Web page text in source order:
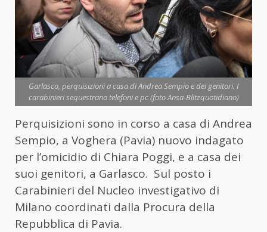
Garlasco, perquisizioni a casa di Andrea Sempio e dei genitori. I
carabinieri sequestrano telefoni e pc (foto Ansa-Blitzquotidiano)
Perquisizioni sono in corso a casa di Andrea
Sempio, a Voghera (Pavia) nuovo indagato
per l’omicidio di Chiara Poggi, e a casa dei
suoi genitori, a Garlasco. Sul posto i
Carabinieri del Nucleo investigativo di
Milano coordinati dalla Procura della
Repubblica di Pavia.